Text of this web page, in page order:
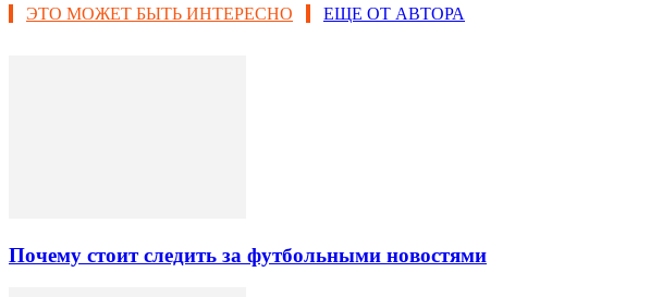
ЭТО МОЖЕТ БЫТЬ ИНТЕРЕСНО
ЕЩЕ ОТ АВТОРА
Почему стоит следить за футбольными новостями